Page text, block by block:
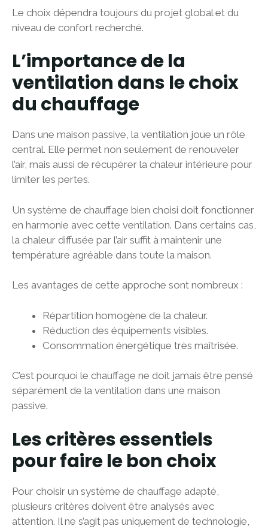
Le choix dépendra toujours du projet global et du
niveau de confort recherché.
L’importance de la
ventilation dans le choix
du chauffage
Dans une maison passive, la ventilation joue un rôle
central. Elle permet non seulement de renouveler
l’air, mais aussi de récupérer la chaleur intérieure pour
limiter les pertes.
Un système de chauffage bien choisi doit fonctionner
en harmonie avec cette ventilation. Dans certains cas,
la chaleur diffusée par l’air suffit à maintenir une
température agréable dans toute la maison.
Les avantages de cette approche sont nombreux :
Répartition homogène de la chaleur.
Réduction des équipements visibles.
Consommation énergétique très maîtrisée.
C’est pourquoi le chauffage ne doit jamais être pensé
séparément de la ventilation dans une maison
passive.
Les critères essentiels
pour faire le bon choix
Pour choisir un système de chauffage adapté,
plusieurs critères doivent être analysés avec
attention. Il ne s’agit pas uniquement de technologie,